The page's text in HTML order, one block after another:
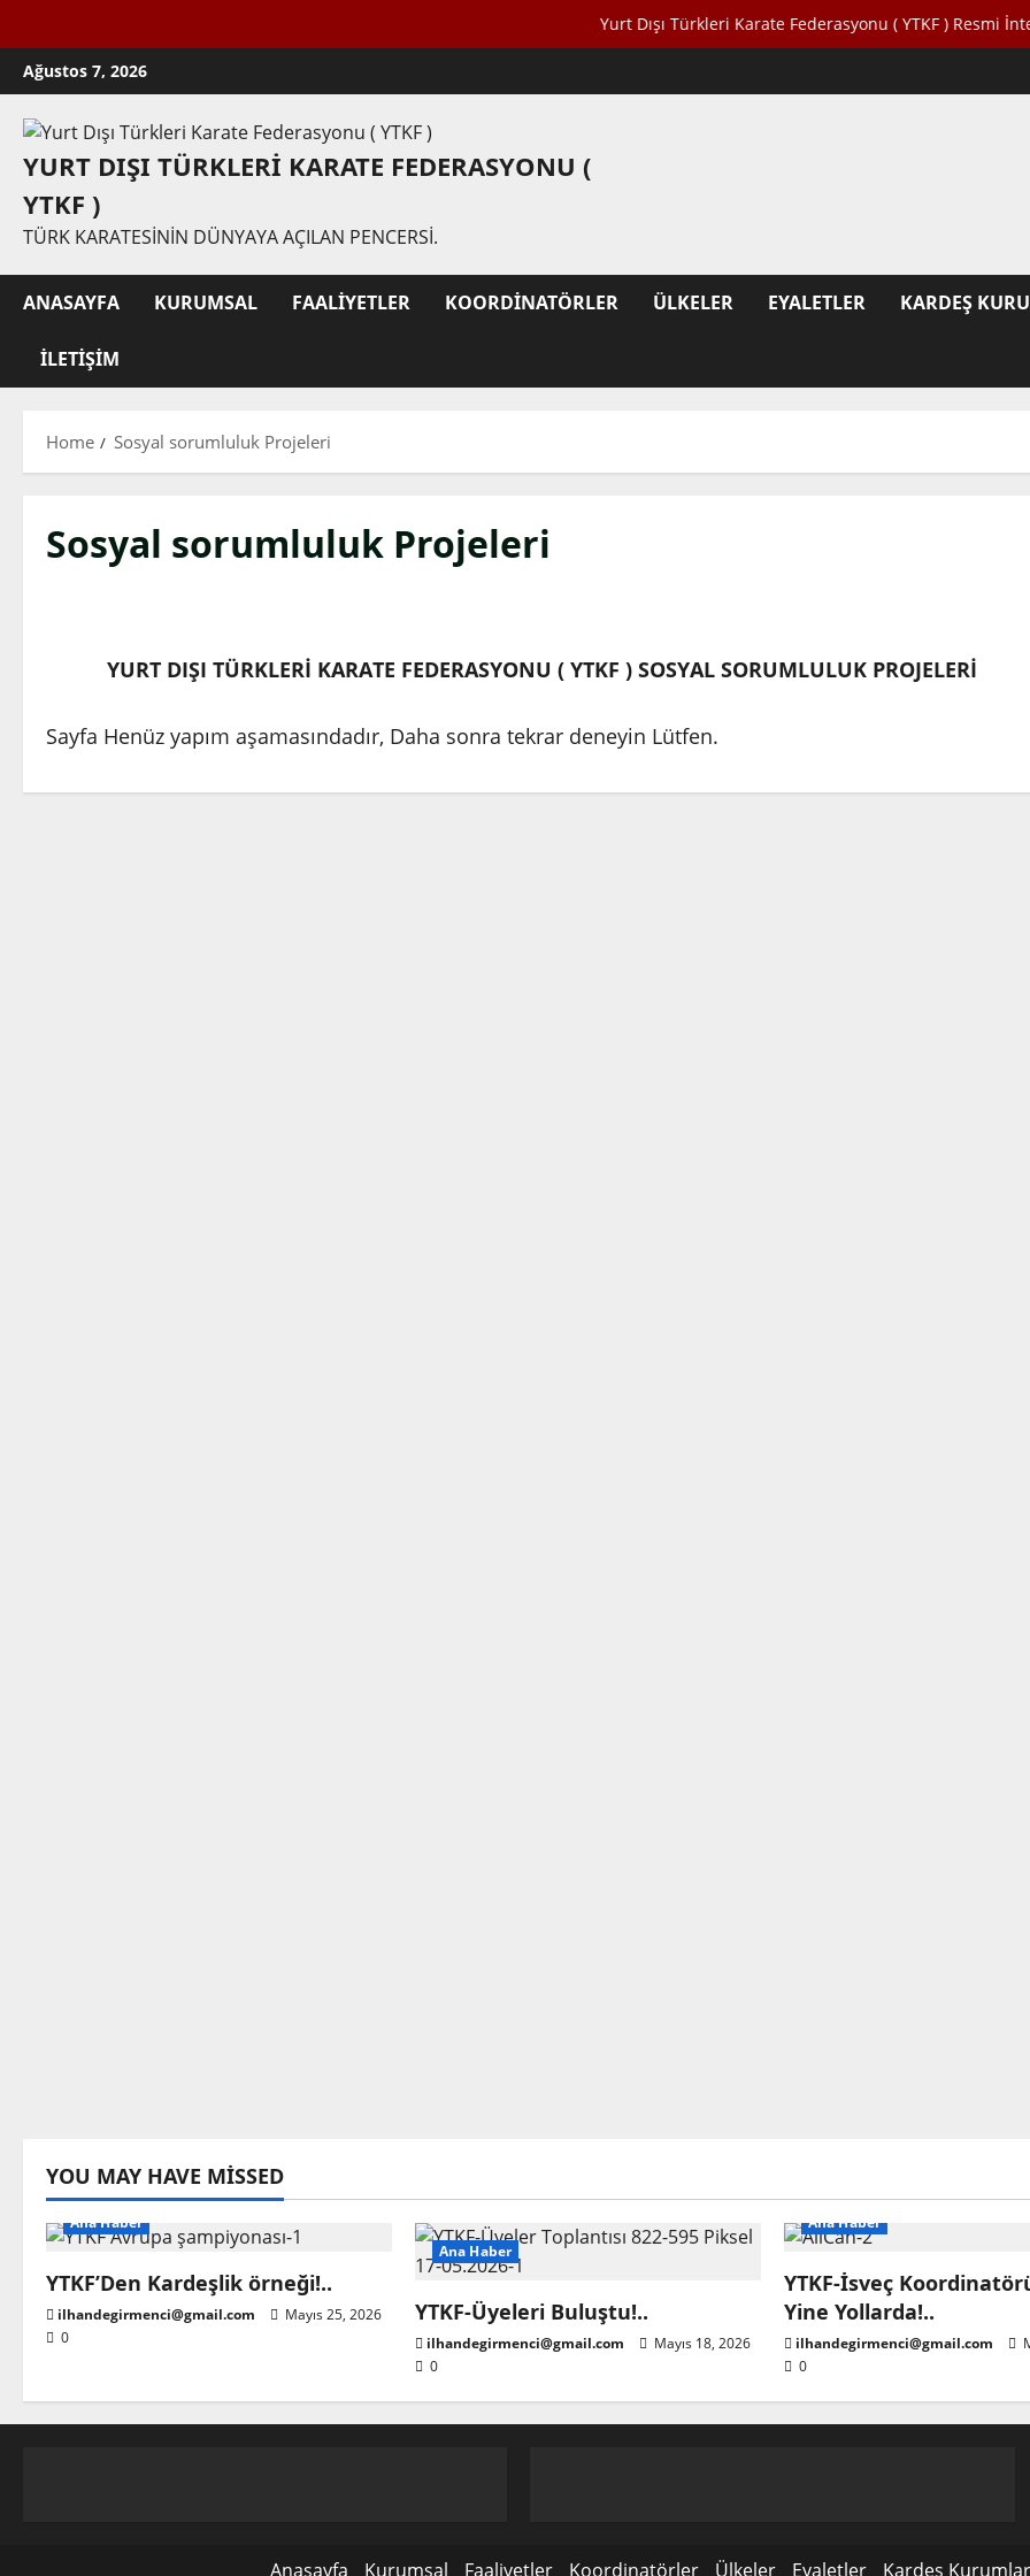
Yurt Dışı Türkleri Karate Federasyonu ( YTKF ) Resmi İnternet
Skip
to
content
Ağustos 7, 2026
YURT DIŞI TÜRKLERI KARATE FEDERASYONU (
YTKF )
TÜRK KARATESININ DÜNYAYA AÇILAN PENCERSI.
ANASAYFA KURUMSAL FAALIYETLER KOORDINATÖRLER ÜLKELER EYALETLER KARDEŞ
İLETIŞIM
Home Sosyal sorumluluk Projeleri
Sosyal sorumluluk Projeleri
YURT DIŞI TÜRKLERİ KARATE FEDERASYONU ( YTKF ) SOSYAL SORUMLULUK PROJELERİ
Sayfa Henüz yapım aşamasındadır, Daha sonra tekrar deneyin Lütfen.
YOU MAY HAVE MISSED
Ana Haber
YTKF’Den Kardeşlik örneği!..
ilhandegirmenci@gmail.com
Mayıs 25, 2026
0
Ana Haber
YTKF-Üyeleri Buluştu!..
ilhandegirmenci@gmail.com
Mayıs 18, 2026
0
Ana Haber
YTKF-İsveç
Yine Yollarda!..
ilhandegirmenci@gmail.com
0
Anasayfa Kurumsal Faaliyetler Koordinatörler Ülkeler Eyaletler Kardeş Kurumlar